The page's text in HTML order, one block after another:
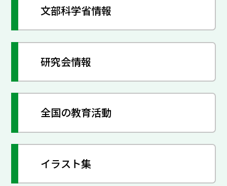
文部科学省情報
研究会情報
全国の教育活動
イラスト集